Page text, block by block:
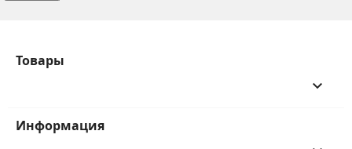
Товары
keyboard_arrow_down
Информация